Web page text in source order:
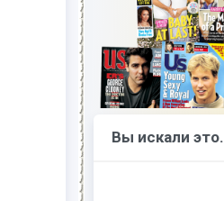
Вы искали это.